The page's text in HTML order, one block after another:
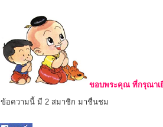
ขอบพระคุณ ที่กรุณาเ
ข้อความนี้ มี 2 สมาชิก มาชื่นชม